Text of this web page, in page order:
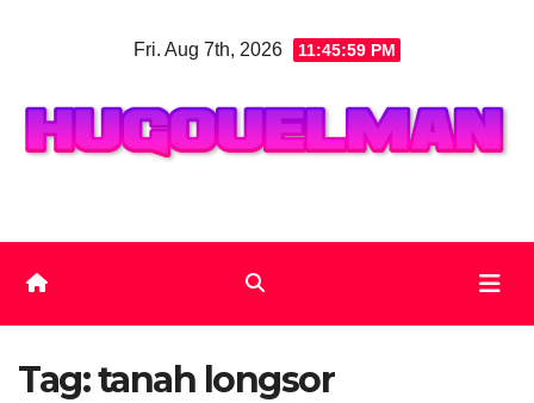
Fri. Aug 7th, 2026 11:46:00 PM
Tag:tanah longsor